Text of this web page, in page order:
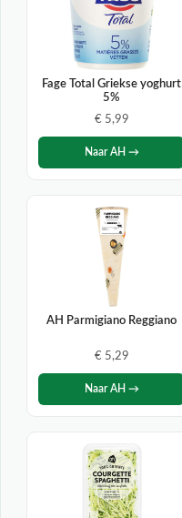
Fage Total Griekse yoghurt
5%
€ 5,99
Naar AH →
AH Parmigiano Reggiano
€ 5,29
Naar AH →